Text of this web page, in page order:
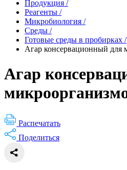
Продукция /
Реагенты /
Микробиология /
Среды /
Готовые среды в пробирках /
Агар консервационный для
Агар
Распечатать
Поделиться